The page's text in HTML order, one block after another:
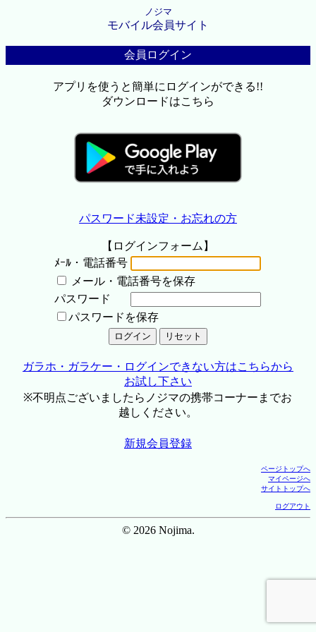
ノジマ
モバイル会員サイト
会員ログイン
アプリを使うと簡単にログインができる!!
ダウンロードはこちら
パスワード未設定・お忘れの方
【ログインフォーム】
ﾒｰﾙ・電話番号
メール・電話番号を保存
パスワード
パスワードを保存
ガラホ・ガラケー・ログインできない方はこちらから
お試し下さい
※不明点ございましたらノジマの携帯コーナーまでお
越しください。
新規会員登録
ページトップへ
マイページへ
サイトトップへ
ログアウト
© 2026 Nojima.